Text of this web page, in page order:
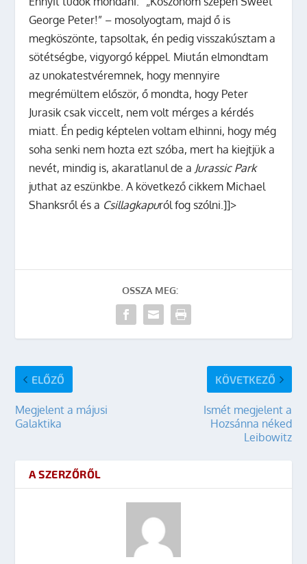
George Peter!” – mosolyogtam, majd ő is
megköszönte, tapsoltak, én pedig visszakúsztam a
sötétségbe, vigyorgó képpel. Miután elmondtam
az unokatestvéremnek, hogy mennyire
megrémültem először, ő mondta, hogy Peter
Jurasik csak viccelt, nem volt mérges a kérdés
miatt. Én pedig képtelen voltam elhinni, hogy még
soha senki nem hozta ezt szóba, mert ha kiejtjük a
nevét, mindig is, akaratlanul de a Jurassic Park
juthat az eszünkbe. A következő cikkem Michael
Shanksről és a Csillagkapuról fog szólni.]]>
OSSZA MEG:
ELŐZŐ
Megjelent a májusi
Galaktika
KÖVETKEZŐ
Ismét megjelent a
Hozsánna néked
Leibowitz
A SZERZŐRŐL